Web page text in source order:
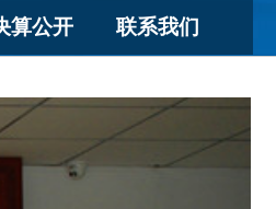
算公开 联系我们